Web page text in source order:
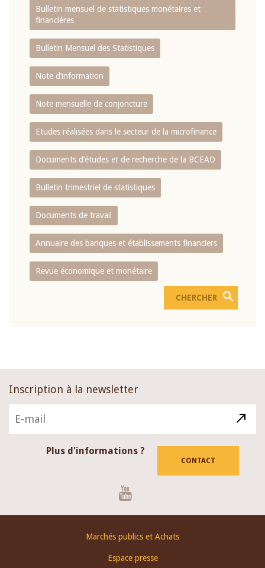
Bulletin mensuel de statistiques monétaires et
financières
Bulletin Mensuel des Statistiques
Note d’information
Note mensuelle de conjoncture
Etudes réalisées dans le secteur de la microfinance
Documents d’études et de recherche de la BCEAO
Bulletin trimestriel de statistiques
Documents de travail
Annuaire des banques et établissements financiers
Revue économique et monétaire
Inscription à la newsletter
Plus d'informations ?
CONTACT
Marchés publics et Achats
Espace presse